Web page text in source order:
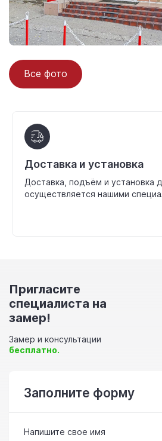
Все фото
Доставка и установка
Доставка, подъём и установка
осуществляется нашими
Пригласите
специалиста на
замер!
Замер и консультации
бесплатно.
Заполните форму
Напишите свое имя